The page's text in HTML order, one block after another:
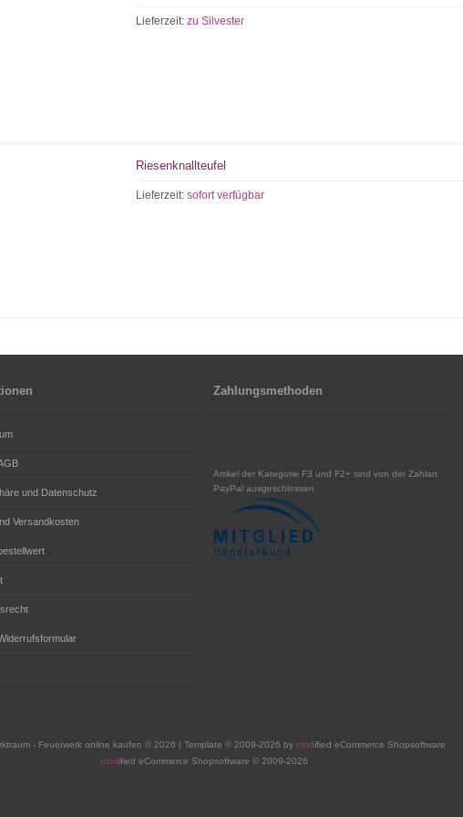
Lieferzeit:zu Silvester
Riesenknallteufel
Lieferzeit:sofort verfügbar
und Datenschutz
Versandkosten
Zahlungsmethoden
Artikel der Kategorie F3 und F2+ sind von der Zahlart
PayPal ausgeschlossen
- Feuerwerk online kaufen © 2026 | Template © 2009-2026 by modified eCommerce Shopsoftware
modified eCommerce Shopsoftware © 2009-2026